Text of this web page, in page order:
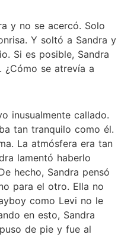
y no se acercó. Solo
Y soltó a Sandra y
Si es posible, Sandra
¿Cómo se atrevía a
inusualmente callado.
tan tranquilo como él.
La atmósfera era tan
lamentó haberlo
hecho, Sandra pensó
para el otro. Ella no
como Levi no le
en esto, Sandra
de pie y fue al